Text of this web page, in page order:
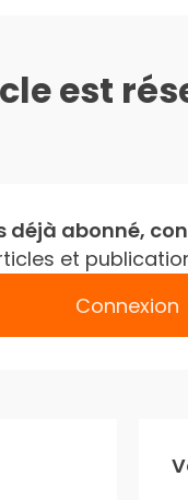
est
déjà abonné,
et
Connexion